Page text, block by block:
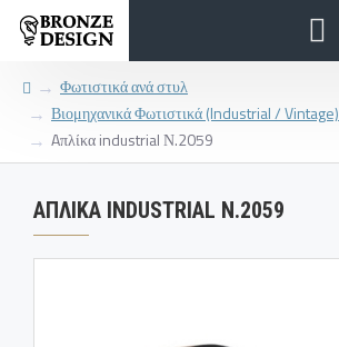
Φωτιστικά ανά στυλ
Βιομηχανικά Φωτιστικά (Industrial / Vintage)
Aπλίκα industrial Ν.2059
AΠΛΊΚΑ INDUSTRIAL Ν.2059